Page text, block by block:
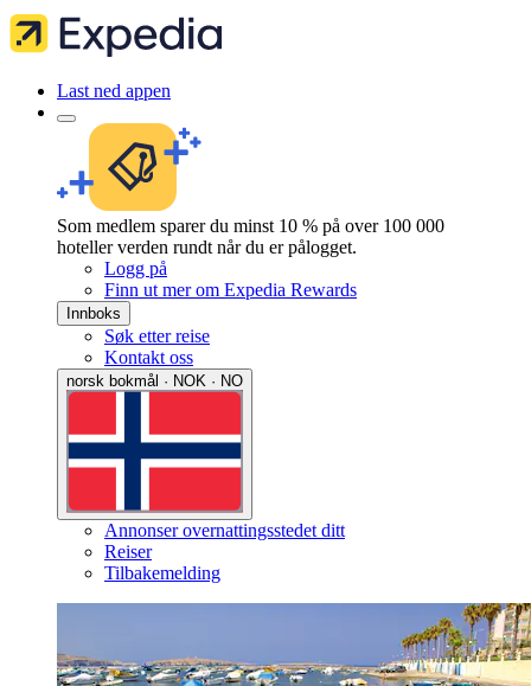
Last ned appen
Som medlem sparer du minst 10 % på over 100 000
hoteller verden rundt når du er pålogget.
Logg på
Finn ut mer om Expedia Rewards
Innboks
Søk etter reise
Kontakt oss
norsk bokmål · NOK · NO
Annonser overnattingsstedet ditt
Reiser
Tilbakemelding